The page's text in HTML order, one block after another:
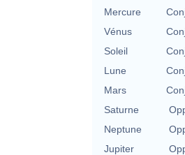
Mercure
Vénus
Soleil
Lune
Mars
Saturne
Neptune
Jupiter